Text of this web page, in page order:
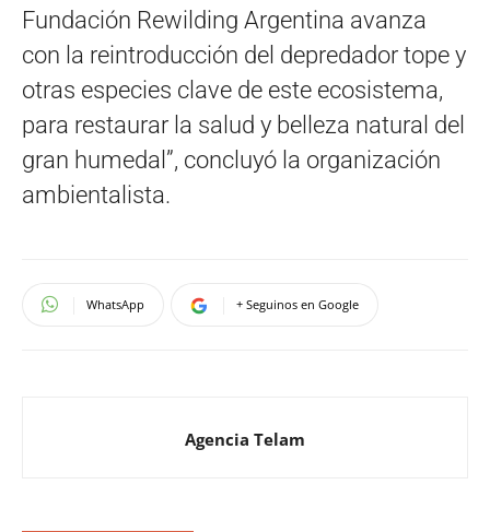
Fundación Rewilding Argentina avanza
con la reintroducción del depredador tope y
otras especies clave de este ecosistema,
para restaurar la salud y belleza natural del
gran humedal”, concluyó la organización
ambientalista.
WhatsApp + Seguinos en Google
Agencia Telam